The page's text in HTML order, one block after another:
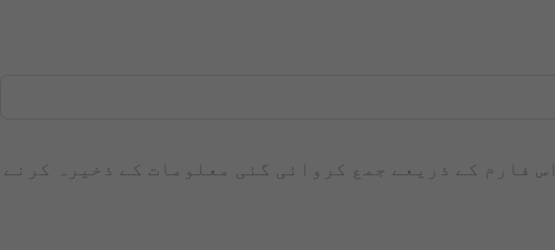
فارم کے ذریعے جمع کروائی گئی معلومات کے ذخیرہ کرنے